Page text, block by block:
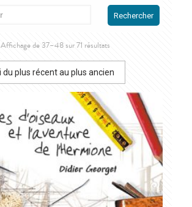
Rechercher
Affichage de 37–48 sur 71 résultatsTrié
plus
ancien